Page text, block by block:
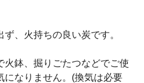
、火持ちの良い炭です。
火鉢、掘りごたつなどでご使
になりません。(換気は必要